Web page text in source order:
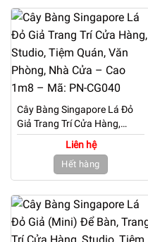
Cây Bàng Singapore Lá Đỏ
Giả Trang Trí Cửa Hàng,
Studio, Tiệm Quán, Văn
Phòng, Nhà Cửa – Cao 1m8
– Mã: PN-CG040
Liên hệ
Hết hàng